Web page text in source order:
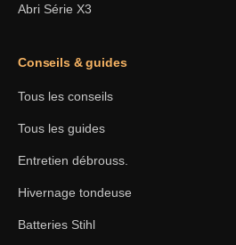
Abri Série X3
Conseils & guides
Tous les conseils
Tous les guides
Entretien débrouss.
Hivernage tondeuse
Batteries Stihl